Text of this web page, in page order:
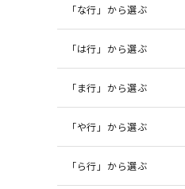
「な行」から選ぶ
「は行」から選ぶ
「ま行」から選ぶ
「や行」から選ぶ
「ら行」から選ぶ